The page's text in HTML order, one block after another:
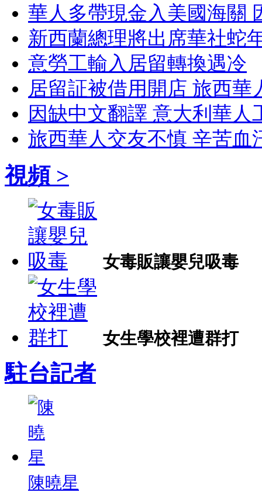
華人多帶現金入美國海關
新西蘭總理將出席華社蛇
意勞工輸入居留轉換遇冷
居留証被借用開店 旅西華
因缺中文翻譯 意大利華人
旅西華人交友不慎 辛苦血
視頻 >
女毒販讓嬰兒吸毒
女生學校裡遭群打
駐台記者
陳曉星